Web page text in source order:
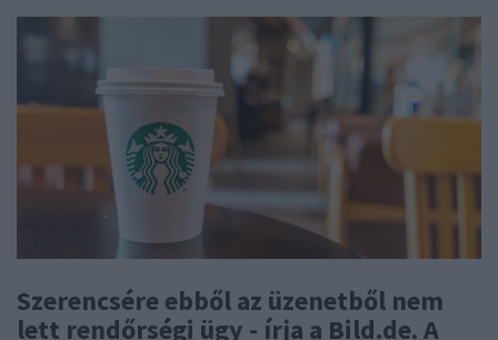
Szerencsére ebből az üzenetből nem
lett rendőrségi ügy - írja a Bild.de. A